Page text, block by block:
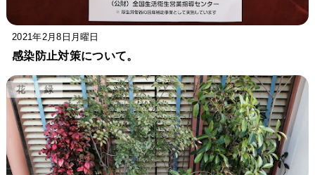
2021年2月8日月曜日
感染防止対策について。
花 緑